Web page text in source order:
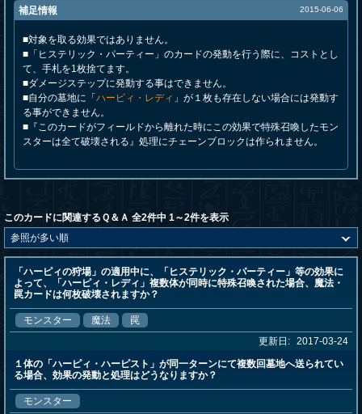
補足情報 2015-06-06
■対象を取る効果ではありません。
■「ヒステリック・パーティー」のカードの発動を行う際に、コストとし
て、手札を1枚捨てます。
■ダメージステップに発動する事はできません。
■自分の墓地に「 ハーピィ・レディ 」が１枚も存在しない場合には発動す
る事ができません。
■『このカードがフィールドから離れた時にこの効果で特殊召喚したモン
スターは全て破壊される』処理にチェーンブロックは作られません。
このカードに関連するＱ＆Ａ 全2件中 1～2件を表示
「ハーピィの狩場」の適用中に、「ヒステリック・パーティー」等の効果に
よって、「ハーピィ・レディ」複数体が同時に特殊召喚された場合、魔法・
罠カードは何枚破壊されますか？
モンスター 魔法
罠
更新日: 2017-03-24
１体の「ハーピィ・ハーピスト」が同一ターンにて複数回墓地へ送られてい
る場合、効果の発動と処理はどうなりますか？
モンスター